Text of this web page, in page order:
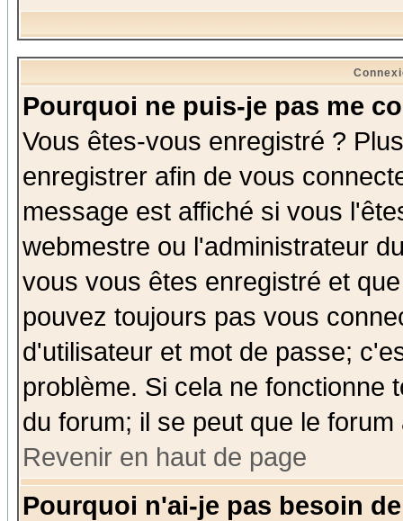
Pourquoi ne puis-je pas me
Vous êtes-vous enregistré ?
enregistrer afin de vous
message est affiché si vous
webmestre ou l'administrateur
vous vous êtes enregistré et
pouvez toujours pas vous
d'utilisateur et mot de passe;
problème. Si cela ne fonctionne
du forum; il se peut que le
Revenir en haut de page
Pourquoi n'ai-je pas besoin